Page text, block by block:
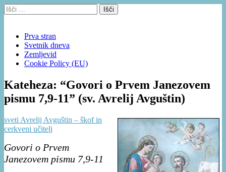
Išči:
Main
menu
Skoči
vsebino
Prva stran
Svetnik dneva
Zemljevid
Cookie Policy (EU)
Kateheza: “Govori o Prvem Janezovem
pismu 7,9-11” (sv. Avrelij Avguštin)
sveti Avrelij Avguštin – škof in
cerkveni učitelj
Govori o Prvem
Janezovem pismu 7,9-11